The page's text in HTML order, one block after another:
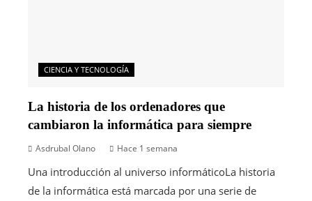
CIENCIA Y TECNOLOGÍA
La historia de los ordenadores que
cambiaron la informática para siempre
Asdrubal Olano Hace 1 semana
Una introducción al universo informáticoLa historia
de la informática está marcada por una serie de